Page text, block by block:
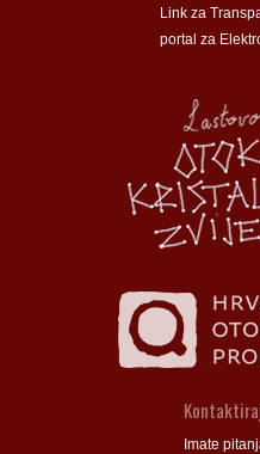
Groblje
Groblje
Link za
portal za
Imate